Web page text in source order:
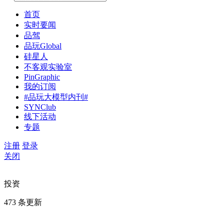
首页
实时要闻
品驾
品玩Global
硅星人
不客观实验室
PinGraphic
我的订阅
#品玩大模型内刊#
SYNClub
线下活动
专题
注册 登录
关闭
投资
473 条更新